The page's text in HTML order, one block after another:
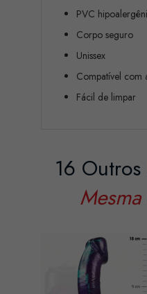
PVC
Corpo seguro
Unissex
Compatível com
Fácil de limpar
16